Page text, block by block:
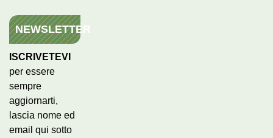
NEWSLETTER
ISCRIVETEVI
per essere
sempre
aggiornarti,
lascia nome ed
email qui sotto